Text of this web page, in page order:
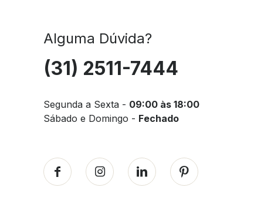
Alguma Dúvida?
(31) 2511-7444
Segunda a Sexta - 09:00 às 18:00
Sábado e Domingo - Fechado